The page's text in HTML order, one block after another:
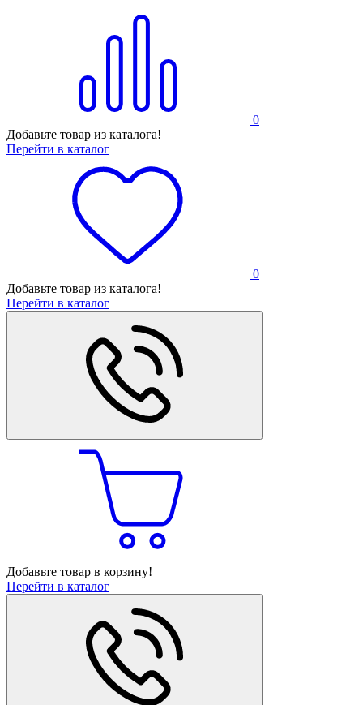
0
Добавьте товар из каталога!
Перейти в каталог
0
Добавьте товар из каталога!
Перейти в каталог
Добавьте товар в корзину!
Перейти в каталог